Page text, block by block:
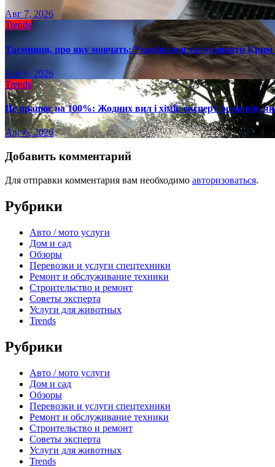
Авг 7, 2026
Trends
Таємниця, про яку мовчать: Україна могла ізолювати
Авг 6, 2026
Trends
Це працює на 100%: Жодних вил і хімії: експерт розповів,
Авг 6, 2026
Добавить комментарий
Для отправки комментария вам необходимо авторизоваться.
Рубрики
Авто / мото услуги
Дом и сад
Обзоры
Перевозки и услуги спецтехники
Ремонт и обслуживание техники
Строительство и ремонт
Советы эксперта
Услуги для животных
Trends
Рубрики
Авто / мото услуги
Дом и сад
Обзоры
Перевозки и услуги спецтехники
Ремонт и обслуживание техники
Строительство и ремонт
Советы эксперта
Услуги для животных
Trends